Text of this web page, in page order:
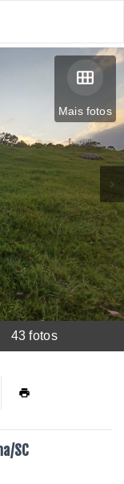
Mais fotos
43 fotos
SC